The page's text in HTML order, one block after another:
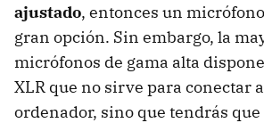
ajustado, entonces un
gran opción. Sin embargo, la
micrófonos de gama alta
XLR que no sirve para conectar
ordenador, sino que tendrás